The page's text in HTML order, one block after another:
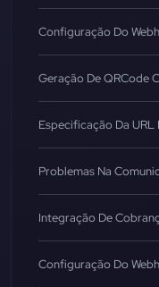
Configuração Do
Geração De QRCode
Especificação Da URL
Problemas Na
Integração De
Configuração Do